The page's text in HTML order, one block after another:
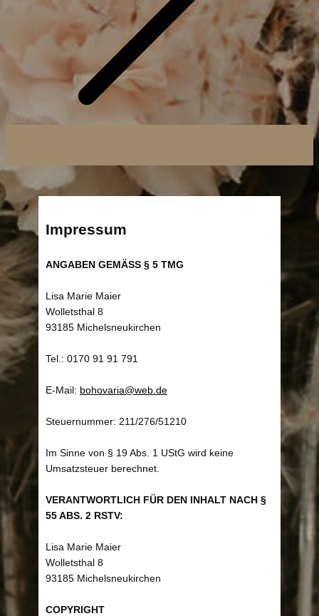
Next
Impressum
ANGABEN GEMÄSS § 5 TMG
Lisa Marie Maier
Wolletsthal 8
93185 Michelsneukirchen
Tel.: 0170 91 91 791
E-Mail: bohovaria@web.de
Steuernummer: 211/276/51210
Im Sinne von § 19 Abs. 1 UStG wird keine
Umsatzsteuer berechnet.
VERANTWORTLICH FÜR DEN INHALT NACH §
55 ABS. 2 RSTV:
Lisa Marie Maier
Wolletsthal 8
93185 Michelsneukirchen
COPYRIGHT